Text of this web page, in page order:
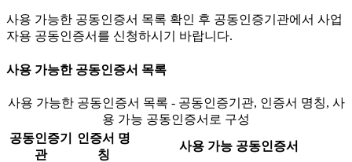
사용 가능한 공동인증서 목록 확인 후 공동인증기관에서 사업
자용 공동인증서를 신청하시기 바랍니다.
사용 가능한 공동인증서 목록
사용 가능한 공동인증서 목록 - 공동인증기관, 인증서 명칭, 사
용 가능 공동인증서로 구성
공동인증기
관
인증서 명
칭
사용 가능 공동인증서